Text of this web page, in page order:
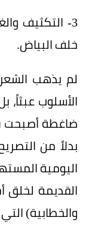
3- التكثيف
خلف البياض.
لم يذهب
الأسلوب
ضاغطة أصبحت
بدلاً من
اليومية
القديمة لخلق
والخطابية)